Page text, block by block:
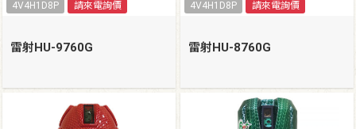
4V4H1D8P 請來電詢價
雷射HU-9760G
4V4H1D8P 請來電詢價
雷射HU-8760G